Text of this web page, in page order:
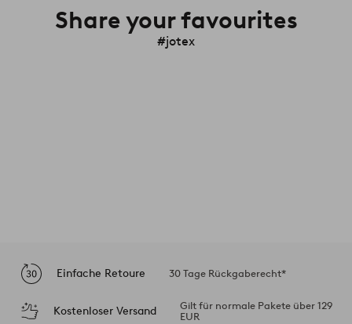
Share your favourites
#jotex
Einfache Retoure 30 Tage Rückgaberecht*
Kostenloser Versand
Gilt für normale Pakete über 129
EUR